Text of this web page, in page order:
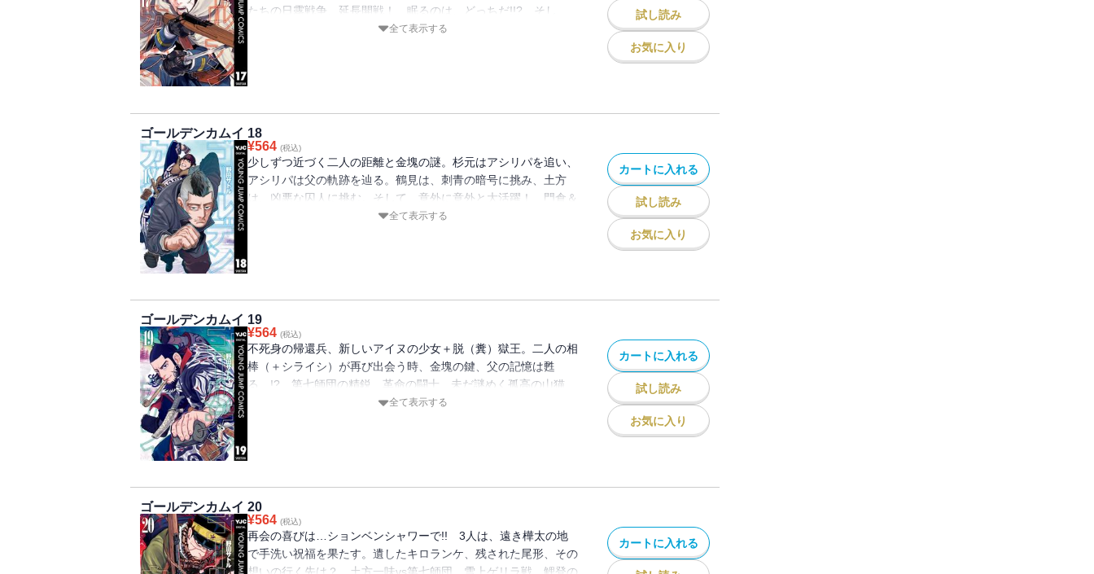
たちの日露戦争、延長開戦！ 眠るのは、どっちだ!!? そし
て、尾形、ウイルク、キロランケ、それぞれの過去の暗部が照ら
全て表示する
試し読み
お気に入り
ゴールデンカムイ 18
¥564 (税込)
少しずつ近づく二人の距離と金塊の謎。杉元はアシリパを追い、
アシリパは父の軌跡を辿る。鶴見は、刺青の暗号に挑み、土方
は、凶悪な囚人に挑む。そして、意外に意外と大活躍！ 門倉＆
キラウシ、おっさんずモブコンビが阿寒湖を疾走する…ノンスト
全て表示する
カートに入れる
試し読み
お気に入り
ゴールデンカムイ 19
¥564 (税込)
不死身の帰還兵、新しいアイヌの少女＋脱（糞）獄王。二人の相
棒（＋シライシ）が再び出会う時、金塊の鍵、父の記憶は甦
る…!? 第七師団の精鋭、革命の闘士、未だ謎めく孤高の山猫…
それぞれの強者が樺太の地で交差する監獄があればスグ爆破！
全て表示する
カートに入れる
試し読み
お気に入り
ゴールデンカムイ 20
¥564 (税込)
再会の喜びは…ションベンシャワーで!! 3人は、遠き樺太の地
で手洗い祝福を果たす。遺したキロランケ、残された尾形、その
カートに入れる